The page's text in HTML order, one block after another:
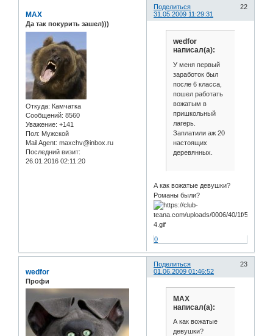
Поделиться
22
31.05.2009 11:29:31
MAX
Да так покурить зашел)))
Откуда: Камчатка
Сообщений: 8560
Уважение: +141
Пол: Мужской
Mail Agent: maxchv@inbox.ru
Последний визит:
26.01.2016 02:11:20
wedfor
написал(а):
У меня первый
заработок был
после 6 класса,
пошел работать
вожатым в
пришкольный
лагерь.
Заплатили аж 20
настоящих
деревянных.
А как вожатые девушки?
Романы были?
0
Поделиться
23
01.06.2009 01:46:52
wedfor
Профи
MAX
написал(а):
А как вожатые
девушки?